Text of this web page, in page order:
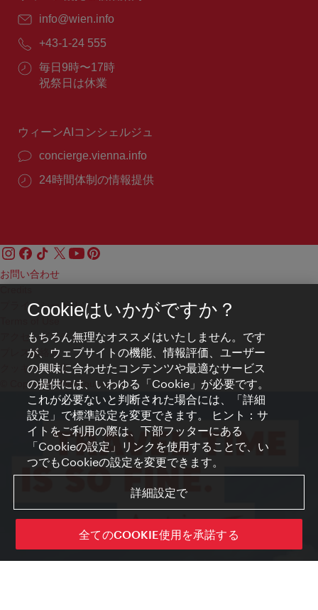
E
ー
ル：
info@wien.info
電
番
号：
+43-1-24 555
営
業
毎日9時〜17時
祝祭日は休業
ウィーンAIコンシェルジュ
concierge.vienna.info
24時間体制の情報提供
お問い合わせ
プライバシーポリシー
アクセシビリティ
プレス連絡先
クッキーの設定
© Copyright WienTourismus
Cookieはいかがですか？
もちろん無理なオススメはいたしません。です
が、ウェブサイトの機能、情報評価、ユーザー
の興味に合わせたコンテンツや最適なサービス
の提供には、いわゆる「Cookie」が必要です。
これが必要ないと判断された場合には、「詳細
設定」で標準設定を変更できます。 ヒント：サ
イトをご利用の際は、下部フッターにある
「Cookieの設定」リンクを使用することで、い
つでもCookieの設定を変更できます。
詳細設定で
全てのCOOKIE使用を承諾する